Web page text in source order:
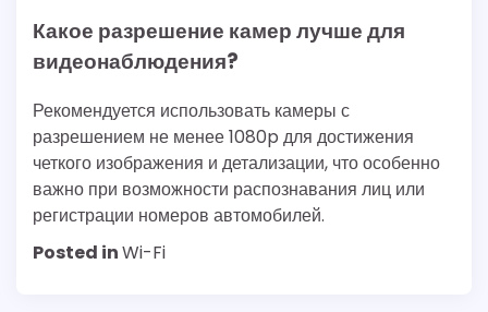
Какое разрешение камер лучше для
видеонаблюдения?
Рекомендуется использовать камеры с
разрешением не менее 1080p для достижения
четкого изображения и детализации, что особенно
важно при возможности распознавания лиц или
регистрации номеров автомобилей.
Posted inWi-Fi